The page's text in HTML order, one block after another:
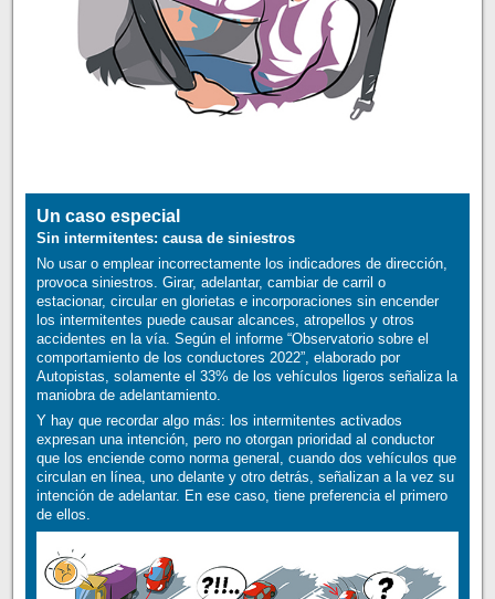
Un caso especial
Sin intermitentes: causa de siniestros
No usar o emplear incorrectamente los indicadores de dirección,
provoca siniestros. Girar, adelantar, cambiar de carril o
estacionar, circular en glorietas e incorporaciones sin encender
los intermitentes puede causar alcances, atropellos y otros
accidentes en la vía. Según el informe “Observatorio sobre el
comportamiento de los conductores 2022”, elaborado por
Autopistas, solamente el 33% de los vehículos ligeros señaliza la
maniobra de adelantamiento.
Y hay que recordar algo más: los intermitentes activados
expresan una intención, pero no otorgan prioridad al conductor
que los enciende como norma general, cuando dos vehículos que
circulan en línea, uno delante y otro detrás, señalizan a la vez su
intención de adelantar. En ese caso, tiene preferencia el primero
de ellos.